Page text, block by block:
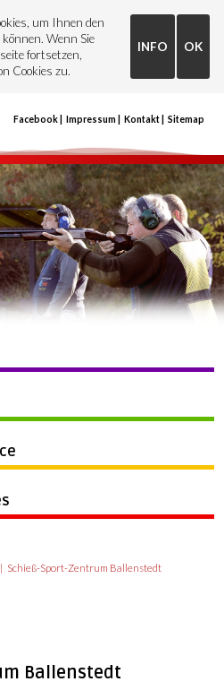
um Ihnen den
Wenn Sie
fortsetzen,
Cookies zu.
INFO OK
Facebook Impressum Kontakt Sitemap
Schieß-Sport-Zentrum Ballenstedt
Ballenstedt